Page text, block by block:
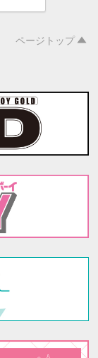
ページトップ